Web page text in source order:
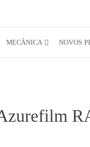
MECÂNICA NOVOS
PLA CYAN